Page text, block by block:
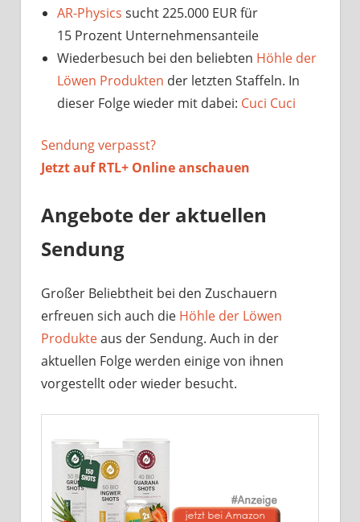
AR-Physics sucht 225.000 EUR für
15 Prozent Unternehmensanteile
Wiederbesuch bei den beliebten Höhle der
Löwen Produkten der letzten Staffeln. In
dieser Folge wieder mit dabei: Cuci Cuci
Sendung verpasst?
Jetzt aufRTL+ Online anschauen
Angebote der aktuellen
Sendung
Großer Beliebtheit bei den Zuschauern
erfreuen sich auch die Höhle der Löwen
Produkteaus der Sendung. Auch in der
aktuellen Folge werden einige von ihnen
vorgestellt oder wieder besucht.